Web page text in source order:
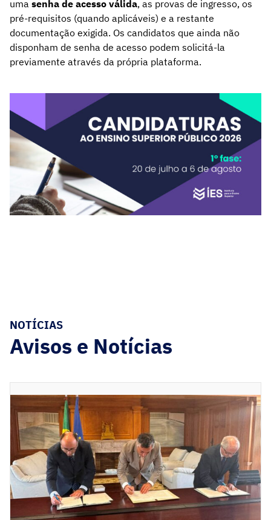
uma senha de acesso válida, as provas de ingresso, os
pré-requisitos (quando aplicáveis) e a restante
documentação exigida. Os candidatos que ainda não
disponham de senha de acesso podem solicitá-la
previamente através da própria plataforma.
NOTÍCIAS
Avisos e Notícias